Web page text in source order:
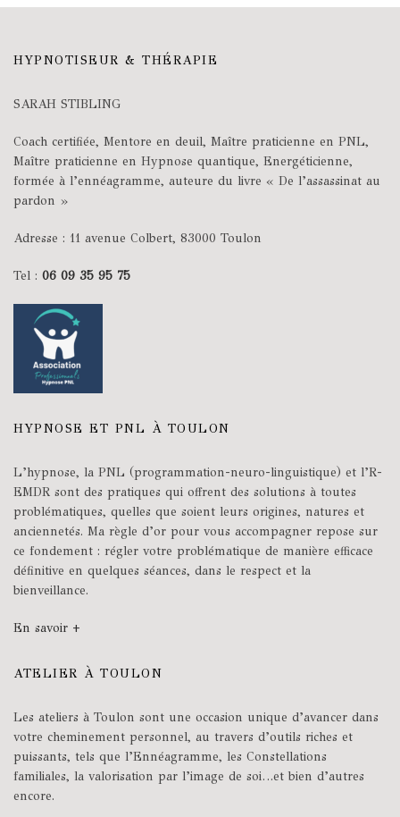
HYPNOTISEUR & THÉRAPIE
SARAH STIBLING
Coach certifiée, Mentore en deuil, Maître praticienne en PNL,
Maître praticienne en Hypnose quantique, Energéticienne,
formée à l’ennéagramme, auteure du livre « De l’assassinat au
pardon »
Adresse : 11 avenue Colbert, 83000 Toulon
Tel : 06 09 35 95 75
HYPNOSE ET PNL À TOULON
L’hypnose, la PNL (programmation-neuro-linguistique) et l’R-
EMDR sont des pratiques qui offrent des solutions à toutes
problématiques, quelles que soient leurs origines, natures et
anciennetés. Ma règle d’or pour vous accompagner repose sur
ce fondement : régler votre problématique de manière efficace
définitive en quelques séances, dans le respect et la
bienveillance.
En savoir +
ATELIER À TOULON
Les ateliers à Toulon sont une occasion unique d’avancer dans
votre cheminement personnel, au travers d’outils riches et
puissants, tels que l’Ennéagramme, les Constellations
familiales, la valorisation par l’image de soi…et bien d’autres
encore.